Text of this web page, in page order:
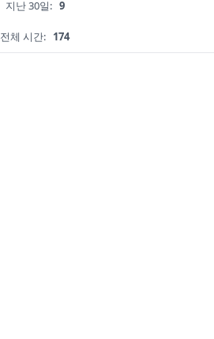
지난 30일: 9
전체 시간: 174